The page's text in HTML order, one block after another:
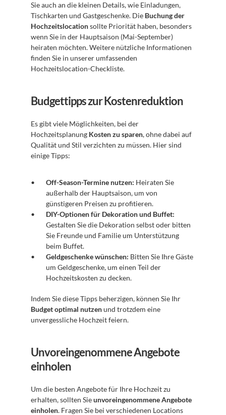
Sie auch an die kleinen Details, wie Einladungen,
Tischkarten und Gastgeschenke. Die Buchung der
Hochzeitslocation sollte Priorität haben, besonders
wenn Sie in der Hauptsaison (Mai-September)
heiraten möchten. Weitere nützliche Informationen
finden Sie in unserer umfassenden
Hochzeitslocation-Checkliste.
Budgettipps zur Kostenreduktion
Es gibt viele Möglichkeiten, bei der
Hochzeitsplanung Kosten zu sparen, ohne dabei auf
Qualität und Stil verzichten zu müssen. Hier sind
einige Tipps:
Off-Season-Termine nutzen: Heiraten Sie
außerhalb der Hauptsaison, um von
günstigeren Preisen zu profitieren.
DIY-Optionen für Dekoration und Buffet:
Gestalten Sie die Dekoration selbst oder bitten
Sie Freunde und Familie um Unterstützung
beim Buffet.
Geldgeschenke wünschen: Bitten Sie Ihre Gäste
um Geldgeschenke, um einen Teil der
Hochzeitskosten zu decken.
Budget optimal nutzen und trotzdem eine
unvergessliche Hochzeit feiern.
Unvoreingenommene Angebote
einholen
Um die besten Angebote für Ihre Hochzeit zu
erhalten, sollten Sie unvoreingenommene Angebote
einholen. Fragen Sie bei verschiedenen Locations